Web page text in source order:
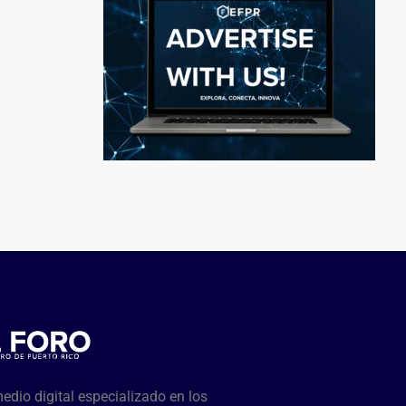
digital especializado en los